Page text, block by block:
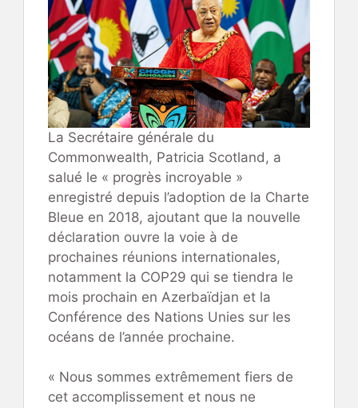
La Secrétaire générale du
Commonwealth, Patricia Scotland, a
salué le « progrès incroyable »
enregistré depuis l’adoption de la Charte
Bleue en 2018, ajoutant que la nouvelle
déclaration ouvre la voie à de
prochaines réunions internationales,
notamment la COP29 qui se tiendra le
mois prochain en Azerbaïdjan et la
Conférence des Nations Unies sur les
océans de l’année prochaine.
« Nous sommes extrêmement fiers de
cet accomplissement et nous ne